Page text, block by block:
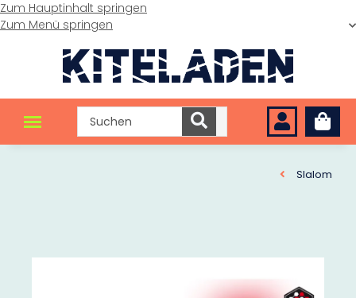
Zum Hauptinhalt springen
Zum Menü springen
Slalom